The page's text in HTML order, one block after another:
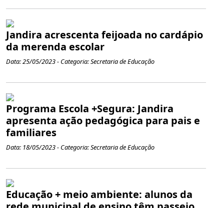
Jandira acrescenta feijoada no cardápio
da merenda escolar
Data: 25/05/2023 - Categoria: Secretaria de Educação
Programa Escola +Segura: Jandira
apresenta ação pedagógica para pais e
familiares
Data: 18/05/2023 - Categoria: Secretaria de Educação
Educação + meio ambiente: alunos da